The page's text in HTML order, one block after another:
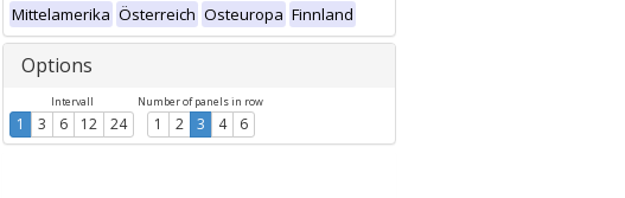
Mittelamerika Österreich Osteuropa Finnland
Options
Intervall
1 3 6 12 24
Number of panels in row
1 2 3 4 6